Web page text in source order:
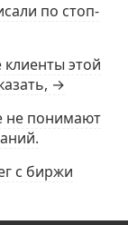
по стоп-
этой
→
не понимают
с биржи